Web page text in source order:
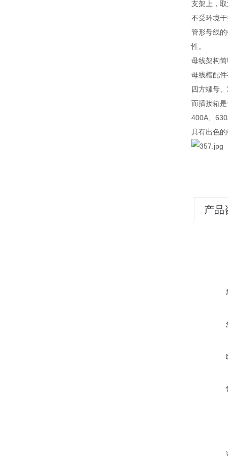
支架上，
不受环境
管形母线
性。
母线架构
母线槽配
四方螺母
而插接箱
400A、
具有出色
产品